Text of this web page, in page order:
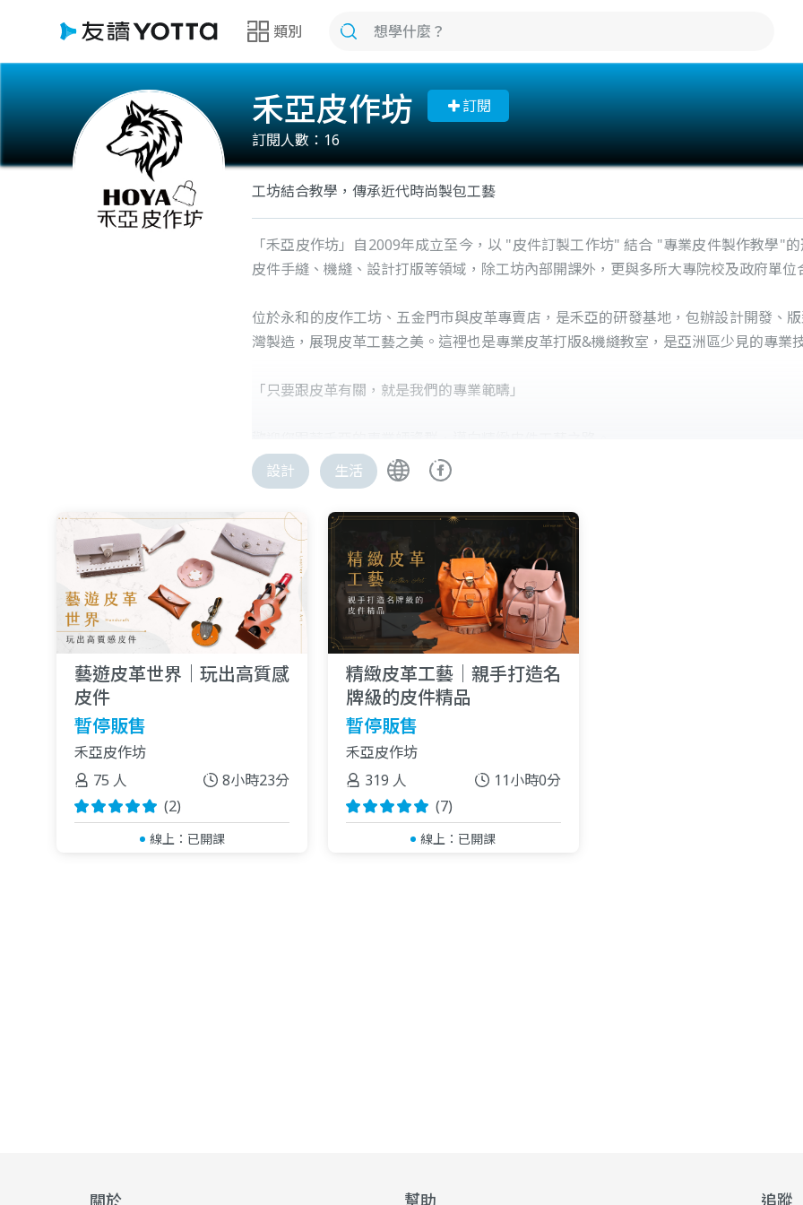
類別
禾亞皮作坊
訂閱
訂閱人數：16
工坊結合教學，傳承近代時尚製包工藝
「禾亞皮作坊」自2009年成立至今，以 "皮件訂製工作坊" 結合 "專業皮件製作教學"
皮件手縫、機縫、設計打版等領域，除工坊內部開課外，更與多所大專院校及政府單
位於永和的皮作工坊、五金門市與皮革專賣店，是禾亞的研發基地，包辦設計開發、
灣製造，展現皮革工藝之美。這裡也是專業皮革打版&機縫教室，是亞洲區少見的專業
「只要跟皮革有關，就是我們的專業範疇」
設計
生活
藝遊皮革世界｜玩出高質感
皮件
暫停販售
禾亞皮作坊
75 人
8小時23分
(2)
線上： 已開課
精緻皮革工藝｜親手打造名
牌級的皮件精品
暫停販售
禾亞皮作坊
319 人
11小時0分
(7)
線上： 已開課
關於 幫助 追蹤